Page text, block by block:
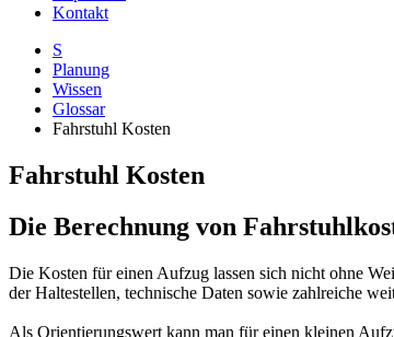
Kontakt
S
Planung
Wissen
Glossar
Fahrstuhl Kosten
Fahrstuhl Kosten
Die Berechnung von
Die Kosten für einen Aufzug lassen sich nicht ohne
der Haltestellen, technische Daten sowie zahlreiche
Als Orientierungswert kann man für einen kleinen